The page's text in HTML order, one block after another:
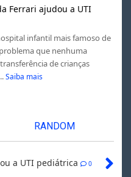
Ferrari ajudou a UTI
infantil mais famoso de
que nenhuma
de crianças
Saiba mais
RANDOM
a UTI pediátrica 0